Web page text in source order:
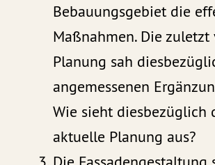
Bebauungsgebiet die
Maßnahmen. Die
Planung sah
angemessenen
Wie sieht diesbezüglich
aktuelle Planung aus?